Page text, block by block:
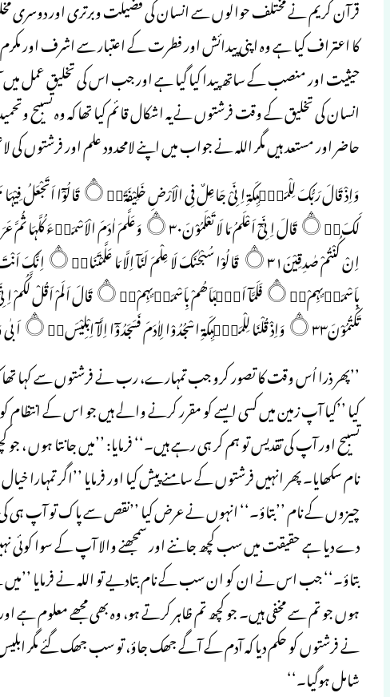
قرآن کریم نے مختلف حوالوں سے انسان کی فضیلت وبرتری اور دوسری
کا اعتراف کیا ہے وہ اپنی پیدائش اور فطرت کے اعتبار سے اشرف اور مکرم
حیثیت اور منصب کے ساتھ پیدا کیا گیا ہے اور جب اس کی تخلیق عمل
انسان کی تخلیق کے وقت فرشتوں نے یہ اشکال قائم کیا تھا کہ وہ تسبیح
حاضر اور مستعد ہیں مگر اللہ نے جواب میں اپنے لامحدود علم اور فرشتوں کی
تَكْتُمُوْنَ۝۳۳ وَاِذْ قُلْنَا لِلْمَلٰۗىِٕكَۃِ اسْجُدُوْا لِاٰدَمَ فَسَجَدُوْٓا اِلَّآ اِبْلِيْسَ۝۰ۭ اَبٰى وَاسْتَكْبَرَ۝۰ۤۡوَكَانَ مِنَ الْكٰفِرِيْنَ۝۳۴ (البقرہ،۳۰تا۳۴)
’’پھر ذرا اُس وقت کا تصور کرو جب تمہارے، رب نے فرشتوں سے کہا تھا
کیا ’’کیا آپ زمین میں کسی ایسے کو مقرر کرنے والے ہیں جو اس کے
تسبیح اور آپ کی تقدیس تو ہم کر ہی رہے ہیں۔‘‘ فرمایا: ’’میں جانتا
نام سکھایا۔ پھر انہیں فرشتوں کے سامنے پیش کیا اور فرمایا ’’اگر تمہارا
چیزوں کے نام ’’بتاؤ۔‘‘ انہوں نے عرض کیا ’’نقص سے پاک تو آپ ہی
دے دیا ہے حقیقت میں سب کچھ جاننے اور سمجھنے والا آپ کے سوا کوئی
بتاؤ۔‘‘ جب اس نے ان کو ان سب کے نام بتادیے تو اللہ نے فرمایا ’’میں
ہوں جو تم سے مخفی ہیں۔ جو کچھ تم ظاہر کرتے ہو، وہ بھی مجھے معلوم
نے فرشتوں کو حکم دیا کہ آدم کے آگے جھک جاؤ، تو سب جھک گئے مگر ابلیس نے
شامل ہوگیا۔‘‘